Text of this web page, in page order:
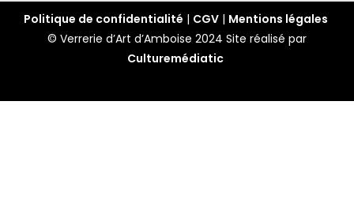
Politique de confidentialité | CGV | Mentions légales
© Verrerie d’Art d’Amboise 2024 Site réalisé par
Culturemédiatic